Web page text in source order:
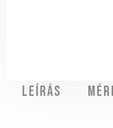
Leírás